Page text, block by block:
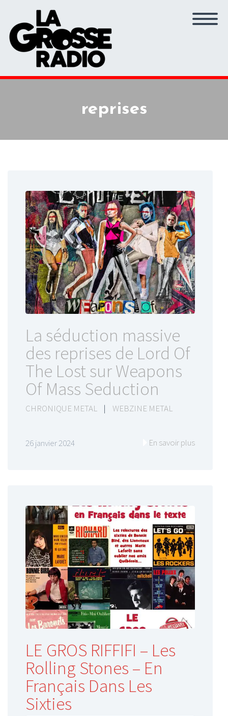
reprises
La séduction massive
des reprises de Lord Of
The Lost sur Weapons
Of Mass Seduction
CHRONIQUE METAL | WEBZINE METAL
26 janvier 2024 En savoir plus
LE GROS RIFFIFI – Les
Rolling Stones – En
Français Dans Les
Sixties